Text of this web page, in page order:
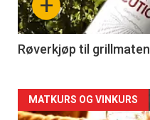
-
4
Røverkjøp til grillmaten
Forsiden
MATKURS OG VINKURS